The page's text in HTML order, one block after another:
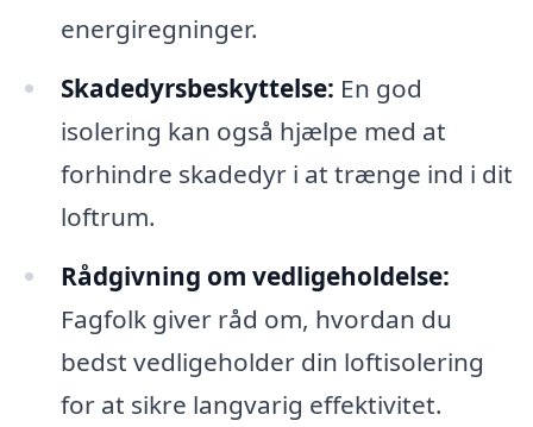
energiregninger.
Skadedyrsbeskyttelse: En god
isolering kan også hjælpe med at
forhindre skadedyr i at trænge ind i dit
loftrum.
Rådgivning om vedligeholdelse:
Fagfolk giver råd om, hvordan du
bedst vedligeholder din loftisolering
for at sikre langvarig effektivitet.